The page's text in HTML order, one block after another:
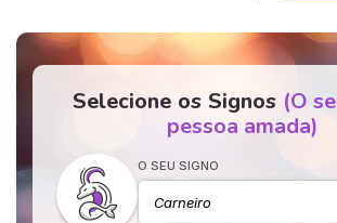
Selecione os Signos (O
pessoa amada)
O SEU SIGNO